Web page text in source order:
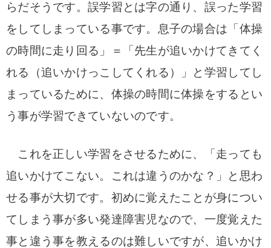
らだそうです。 誤学習とは字の通り、誤った学習
をしてしまっている事です。 息子の場合は「体操
の時間に走り回る」＝「先生が追いかけてきてく
れる（追いかけっこしてくれる）」と学習してし
まっているために、体操の時間に体操をするとい
う事が学習できていないのです。
これを正しい学習をさせるために、「走っても
追いかけてこない。これは違うのかな？」と思わ
せる事が大切です。 初めに覚えたことが身につい
てしまう事が多い発達障害児なので、一度覚えた
事と違う事を教えるのは難しいですが、追いかけ